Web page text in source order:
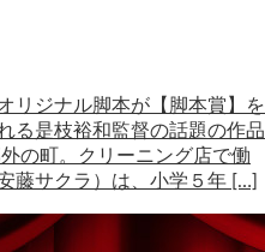
リジナル脚本が【脚本賞】を
る是枝裕和監督の話題の作品
の町。クリーニング店で働
藤サクラ）は、小学５年 […]